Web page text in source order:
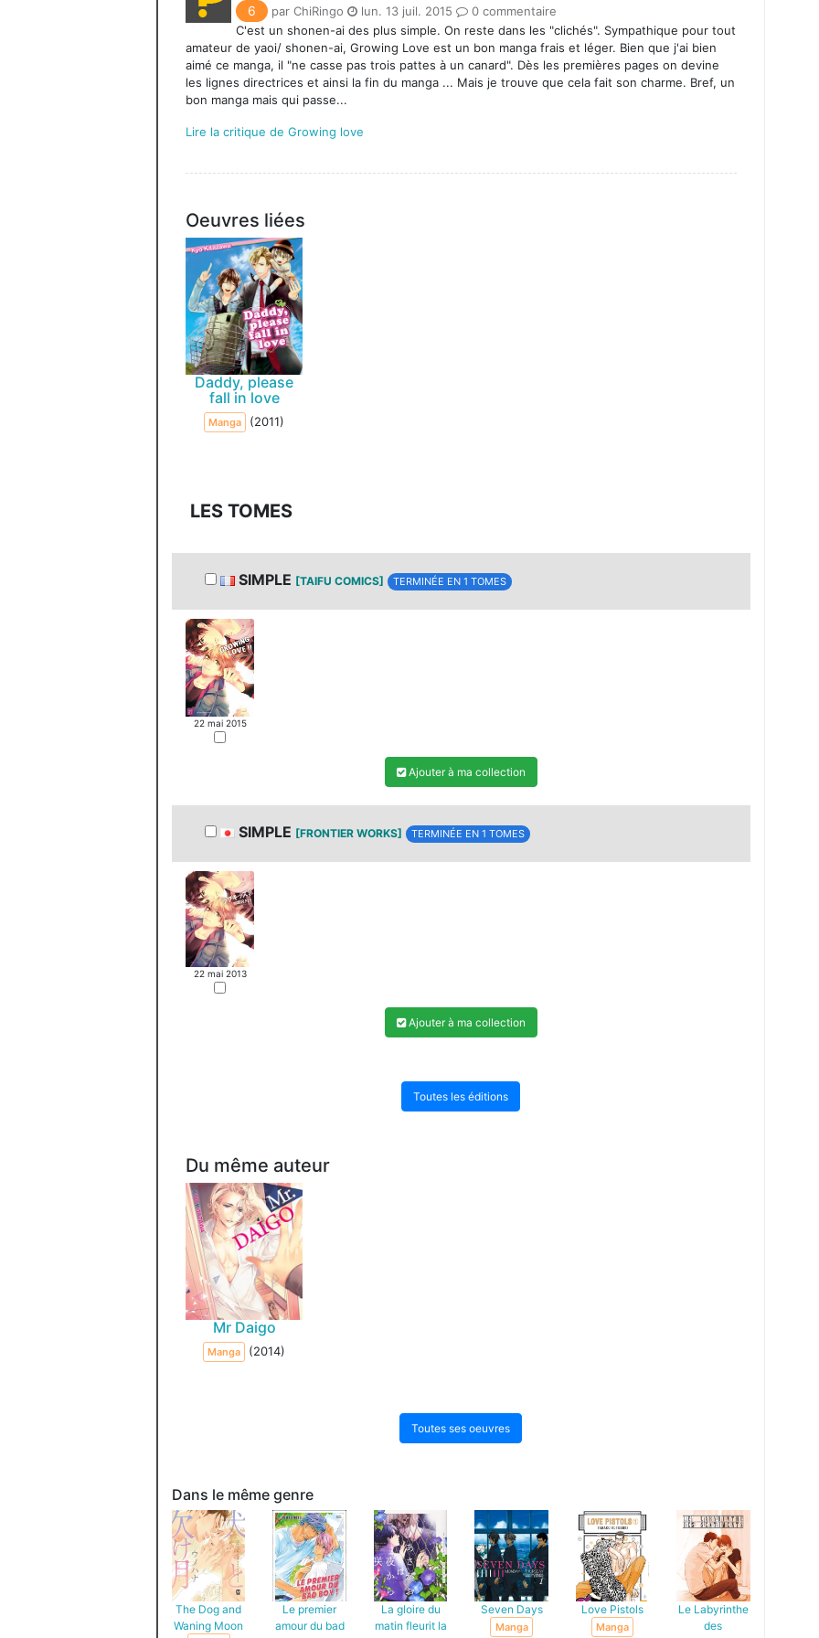
6 par ChiRingo lun. 13 juil. 2015
0 commentaire
C'est un shonen-ai des plus simple. On reste dans les "clichés". Sympathique pour tout
amateur de yaoi/ shonen-ai, Growing Love est un bon manga frais et léger. Bien que j'ai bien
aimé ce manga, il "ne casse pas trois pattes à un canard". Dès les premières pages on devine
les lignes directrices et ainsi la fin du manga ... Mais je trouve que cela fait son charme. Bref, un
bon manga mais qui passe...
Lire la critique de Growing love
Oeuvres liées
Daddy, please
fall in love
Manga (2011)
LES TOMES
SIMPLE [TAIFU COMICS] TERMINÉE EN 1 TOMES
22 mai 2015
Ajouter à ma collection
SIMPLE [FRONTIER WORKS] TERMINÉE EN 1 TOMES
22 mai 2013
Ajouter à ma collection
Toutes les éditions
Du même auteur
Mr Daigo
Manga (2014)
Toutes ses oeuvres
Dans le même genre
The Dog and
Waning Moon
Le premier
amour du bad
La gloire du
matin fleurit la
Seven Days
Manga
Love Pistols
Manga
Le Labyrinthe
des